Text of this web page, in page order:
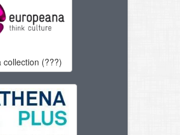
collection (???)